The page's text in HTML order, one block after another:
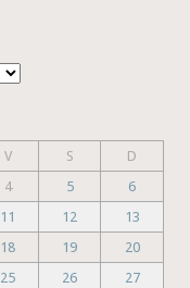
V S
D
4 5
6
11 12
13
18 19
20
25 26
27